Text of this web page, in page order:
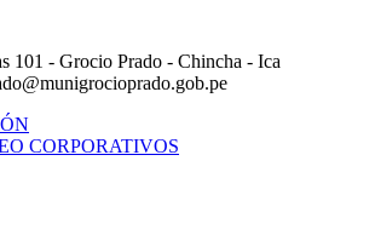
101 - Grocio Prado - Chincha - Ica
CORPORATIVOS